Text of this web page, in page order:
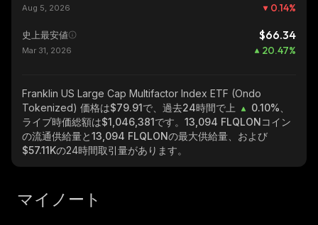
Aug 5, 2026 0.14%
史上最安値 $66.34
Mar 31, 2026 20.47%
Franklin US Large Cap Multifactor Index ETF (Ondo
Tokenized) 価格は$79.91で、過去24時間で上 0.10%
ライブ時価総額は$1,046,381です。 13,094 FLQLONコイン
の流通供給量と13,094 FLQLONの最大供給量、および
$57.11Kの24時間取引量があります。
マイノート